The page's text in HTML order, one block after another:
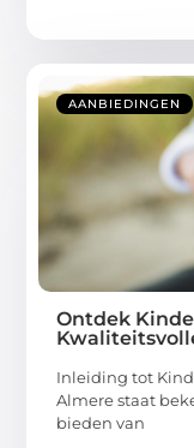
AANBIEDINGEN
Ontdek
Inleiding tot
Almere staat
bieden van